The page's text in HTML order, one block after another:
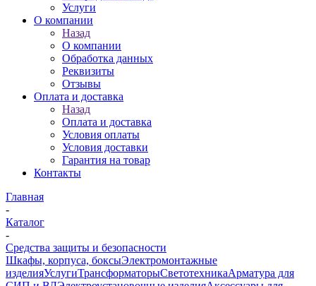
Услуги
О компании
Назад
О компании
Обработка данных
Реквизиты
Отзывы
Оплата и доставка
Назад
Оплата и доставка
Условия оплаты
Условия доставки
Гарантия на товар
Контакты
Главная
-
Каталог
-
Средства защиты и безопасности
Шкафы, корпуса, боксыЭлектромонтажные
изделияУслугиТрансформаторыСветотехникаАрматура для